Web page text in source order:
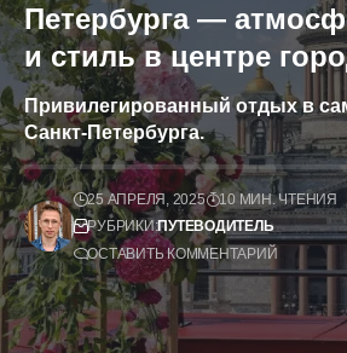
Петербурга —
и стиль в центре
Привилегированный отдых в
Санкт-Петербурга.
25 АПРЕЛЯ, 2025
10 МИН. ЧТЕНИЯ
РУБРИКИ:ПУТЕВОДИТЕЛЬ
ОСТАВИТЬ КОММЕНТАРИЙ